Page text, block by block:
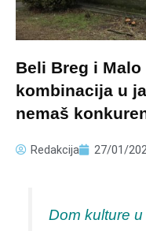
Beli Breg i
kombinacija u
nemaš
Redakcija 27/01/
Dom kulture